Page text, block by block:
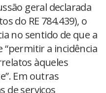
geral declarada
do RE 784.439), o
no sentido de que a
“permitir a incidência
àqueles
Em outras
de serviços